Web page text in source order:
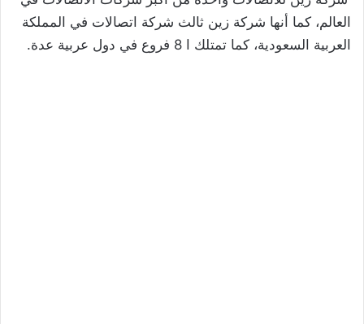
العالم، كما أنها شركة زين ثالث شركة اتصالات في المملكة
العربية السعودية، كما تمتلك ا 8 فروع في دول عربية عدة.